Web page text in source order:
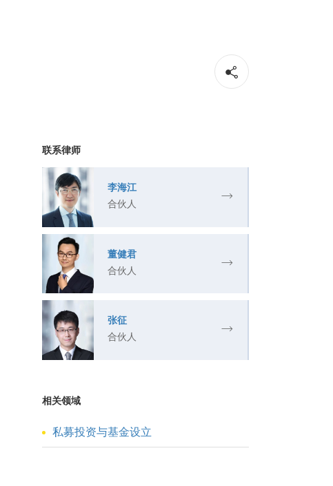
联系律师
李海江
合伙人
董健君
合伙人
张征
合伙人
相关领域
私募投资与基金设立